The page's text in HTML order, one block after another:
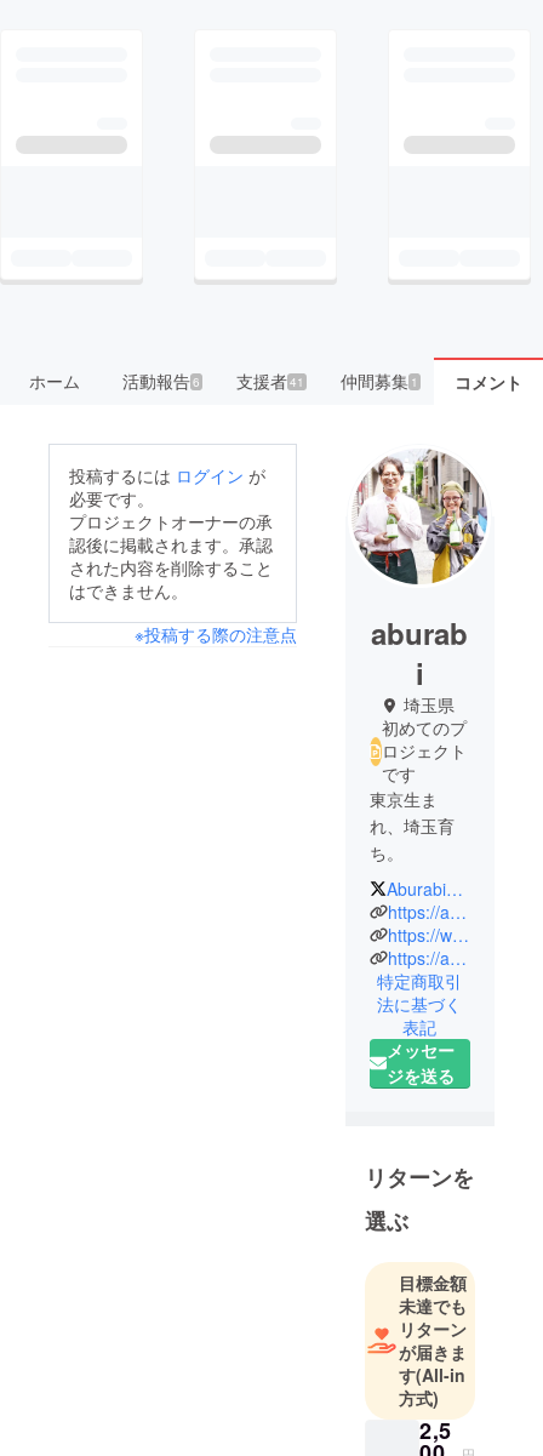
ホーム 活動報告6 支援者41 仲間募集 1 コメント
投稿するには ログイン が
必要です。
プロジェクトオーナーの承
認後に掲載されます。承認
された内容を削除すること
はできません。
※投稿する際の注意点
aburab
i
埼玉県
初めてのプ
ロジェクト
です
東京生ま
れ、埼玉育
ち。
45歳までサ
ラリーマン
を続けてき
ましたが、
共働きのま
までは子供
の面倒をみ
ることがで
ぶつかり、
校入学を期
通販事業の
株式会社あ
ぶらびを設
立。
これまでの
仕事で対面
AburabiWarabi
https://aburabi.jp/
https://www.amazon.co.jp/s?me=AV10W3GK5FIWG&marketplaceID=A1VC38T7YXB528
https://aburabi.official.ec/
特定商取引
法に基づく
表記
メッセー
ジを送る
リターンを
選ぶ
目標金額
未達でも
リターン
が届きま
す(All-in
方式)
2,5